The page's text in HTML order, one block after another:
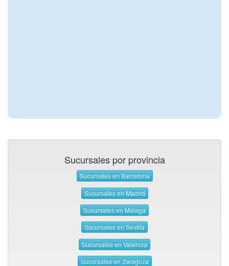
Sucursales por provincia
Sucursales en Barcelona
Sucursales en Madrid
Sucursales en Málaga
Sucursales en Sevilla
Sucursales en Valencia
Sucursales en Zaragoza